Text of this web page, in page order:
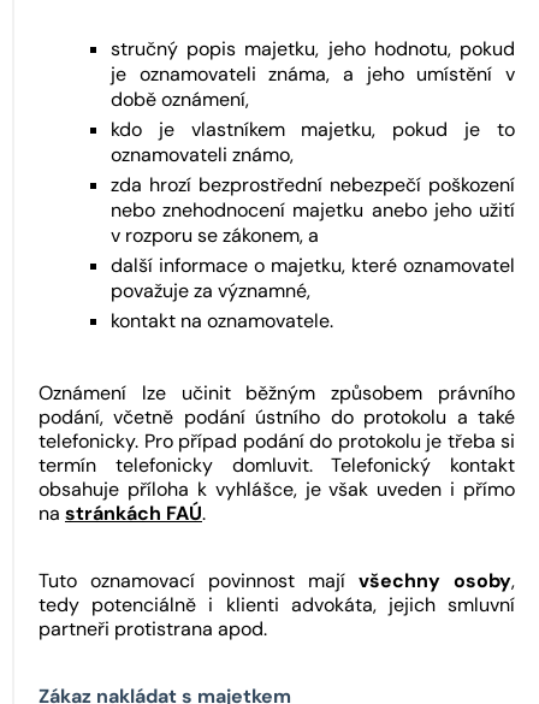
stručný popis majetku, jeho hodnotu, pokud
je oznamovateli známa, a jeho umístění v
době oznámení,
kdo je vlastníkem majetku, pokud je to
oznamovateli známo,
zda hrozí bezprostřední nebezpečí poškození
nebo znehodnocení majetku anebo jeho užití
v rozporu se zákonem, a
další informace o majetku, které oznamovatel
považuje za významné,
kontakt na oznamovatele.
Oznámení lze učinit běžným způsobem právního
podání, včetně podání ústního do protokolu a také
telefonicky. Pro případ podání do protokolu je třeba si
termín telefonicky domluvit. Telefonický kontakt
obsahuje příloha k vyhlášce, je však uveden i přímo
na stránkách FAÚ.
Tuto oznamovací povinnost mají všechny osoby,
tedy potenciálně i klienti advokáta, jejich smluvní
partneři protistrana apod.
Zákaz nakládat s majetkem